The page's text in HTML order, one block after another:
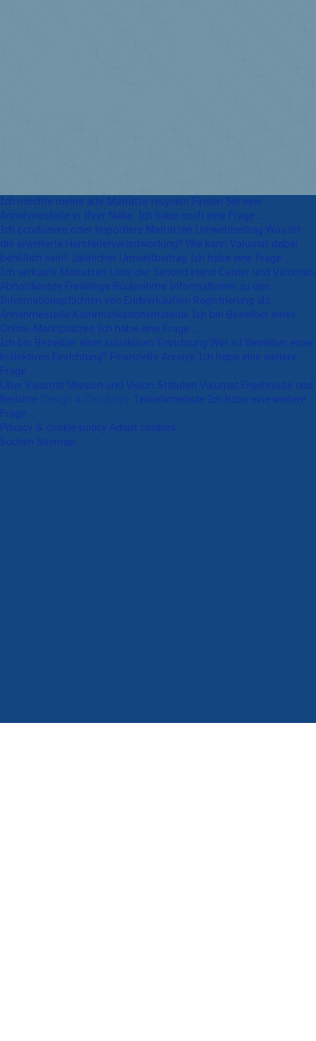
Ich möchte meine alte Matratze recyceln Finden Sie eine
Annahmestelle in Ihrer Nähe. Ich habe noch eine Frage ...
Ich produziere oder importiere Matratzen Umweltbeitrag Was ist
die erweiterte Herstellerverantwortung? Wie kann Valumat dabei
behilflich sein? Jährlicher Umweltbeitrag Ich habe eine Frage ...
Ich verkaufe Matratzen Liste der Second Hand Center und Valumat-
Abholdienste Freiwillige Rücknahme Informationen zu den
Informationspflichten von Endverkäufern Registrierung als
Annahmestelle Kommunikationsmaterial Ich bin Betreiber eines
Online-Marktplatzes Ich habe eine Frage ...
Ich bin Betreiber einer kollektiven Einrichtung Wer ist Betreiber einer
kollektiven Einrichtung? Finanzielle Anreize Ich habe eine weitere
Frage ...
Über Valumat Mission und Vision Statuten Valumat Ergebnisse und
Berichte
Teilnehmerliste Ich habe eine weitere
Frage ...
Privacy & cookie policy Adapt cookies
Suchen Sitemap